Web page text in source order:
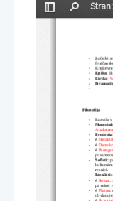
Preklopi
Stran:
- Začetki
-
-
Epika:
-
Lirika:
-
-
Filozofija
-
Razvila v
-
-
-
# Heraklit
-
#
-
#
-
Sofisti:
kulturnim
resnici.
-
Idealisti:
-
# Sokrat:
pa misel
-
# Platon: